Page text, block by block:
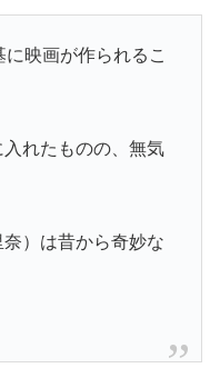
映画が作られるこ
れたものの、無気
）は昔から奇妙な